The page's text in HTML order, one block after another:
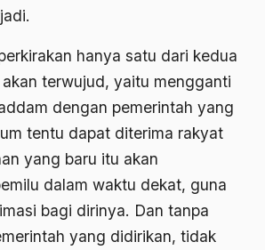
hanya satu dari kedua
terwujud, yaitu mengganti
dengan pemerintah yang
tentu dapat diterima rakyat
yang baru itu akan
dalam waktu dekat, guna
bagi dirinya. Dan tanpa
yang didirikan, tidak